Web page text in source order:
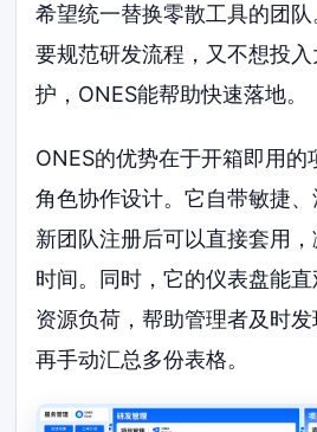
希望统一替换零散工具的团
要规范研发流程，又不想投
护，ONES能帮助快速落地。
ONES的优势在于开箱即用的
角色协作设计。它自带敏捷、
新团队注册后可以直接套用
时间。同时，它的仪表盘能
资源负荷，帮助管理者及时
再手动汇总多份表格。